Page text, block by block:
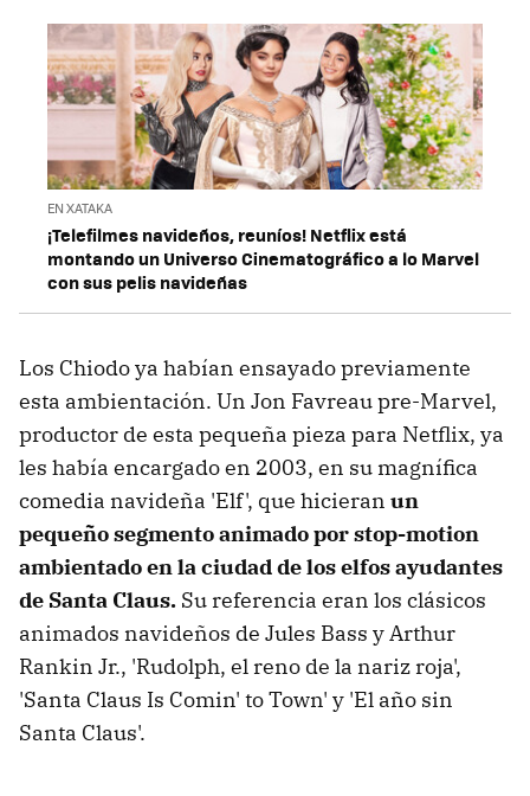
EN XATAKA
¡Telefilmes navideños, reuníos! Netflix está
montando un Universo Cinematográfico a lo Marvel
con sus pelis navideñas
Los Chiodo ya habían ensayado previamente
esta ambientación. Un Jon Favreau pre-Marvel,
productor de esta pequeña pieza para Netflix, ya
les había encargado en 2003, en su magnífica
comedia navideña 'Elf', que hicieran un
pequeño segmento animado por stop-motion
ambientado en la ciudad de los elfos ayudantes
de Santa Claus. Su referencia eran los clásicos
animados navideños de Jules Bass y Arthur
Rankin Jr., 'Rudolph, el reno de la nariz roja',
'Santa Claus Is Comin' to Town' y 'El año sin
Santa Claus'.